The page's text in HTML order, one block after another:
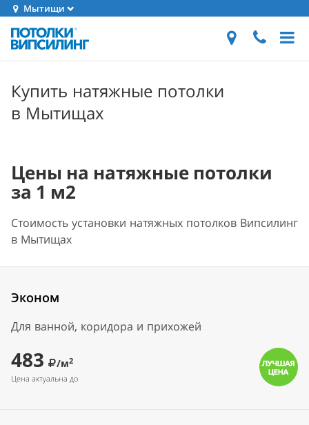
Мытищи
Купить натяжные потолки
в Мытищах
Цены на натяжные потолки
за 1 м2
Стоимость установки натяжных потолков Випсилинг
в Мытищах
Эконом
Для ванной, коридора и прихожей
483 /м2
Цена актуальна до